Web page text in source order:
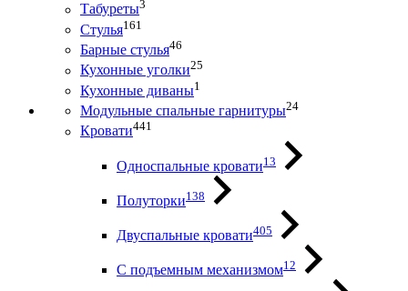
Табуреты3
Стулья161
Барные стулья46
Кухонные уголки25
Кухонные диваны1
Модульные спальные гарнитуры24
Кровати441
Односпальные кровати13
Полуторки138
Двуспальные кровати405
С подъемным механизмом12